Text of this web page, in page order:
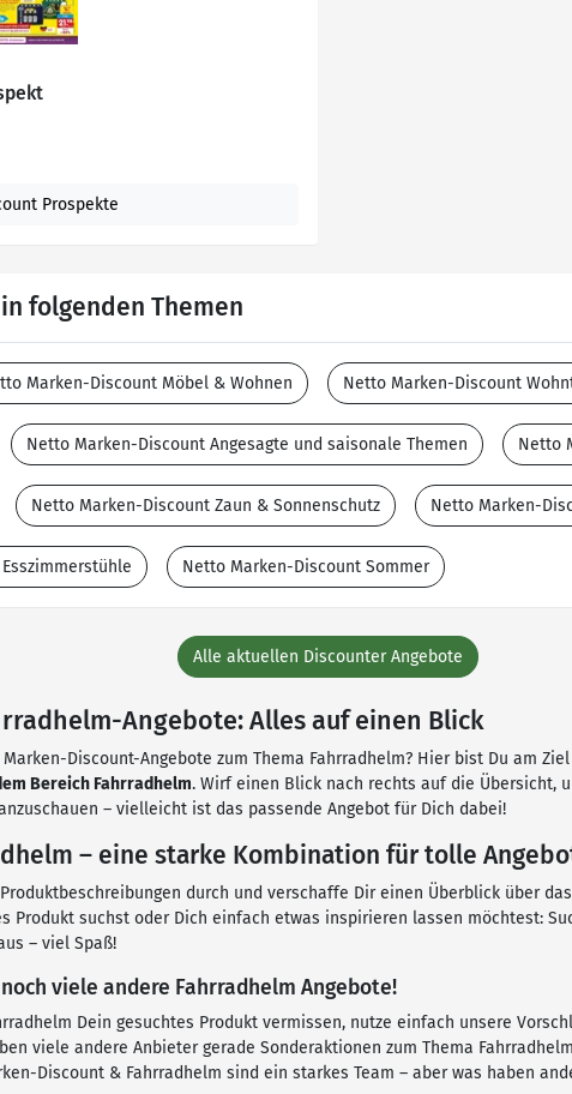
Prospekte
folgenden Themen
Marken-Discount Möbel & Wohnen Netto Marken-Discount
Netto Marken-Discount Angesagte und saisonale Themen Netto
Netto Marken-Discount Zaun & Sonnenschutz Netto Marken-
Netto Marken-Discount Sommer
Alle aktuellen Discounter Angebote
Angebote: Alles auf einen Blick
Discount-Angebote zum Thema Fahrradhelm? Hier bist Du am
Bereich Fahrradhelm. Wirf einen Blick nach rechts auf die Übersicht,
– vielleicht ist das passende Angebot für Dich dabei!
– eine starke Kombination für tolle
durch und verschaffe Dir einen Überblick über
Produkt suchst oder Dich einfach etwas inspirieren lassen möchtest:
– viel Spaß!
viele andere Fahrradhelm Angebote!
Dein gesuchtes Produkt vermissen, nutze einfach unsere
viele andere Anbieter gerade Sonderaktionen zum Thema
Discount & Fahrradhelm sind ein starkes Team – aber was haben